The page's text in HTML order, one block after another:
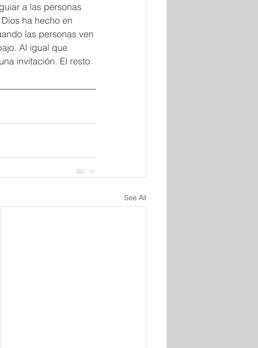
a las personas
ha hecho en
las personas ven
Al igual que
invitación. El resto
See All